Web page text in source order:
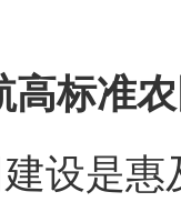
标准农
是惠